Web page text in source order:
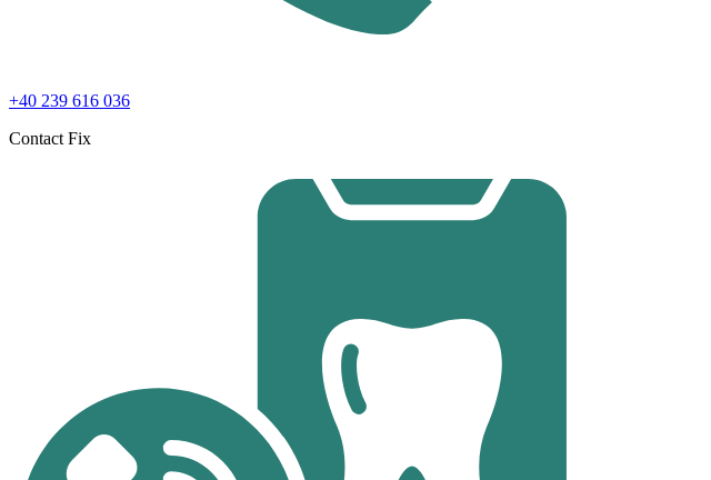
+40 239 616 036
Contact Fix